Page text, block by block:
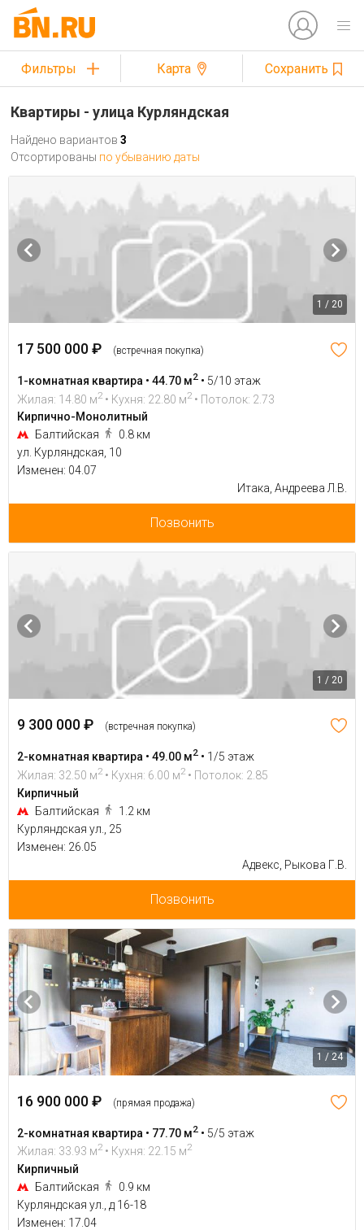
Фильтры Карта Сохранить
Квартиры - улица Курляндская
Найдено вариантов 3
Отсортированы по убыванию даты
1 / 20
17 500 000 ₽ (встречная покупка)
1-комнатная квартира • 44.70 м2 • 5/10 этаж
Жилая: 14.80 м2 • Кухня: 22.80 м2 • Потолок: 2.73
Кирпично-Монолитный
Балтийская
0.8 км
ул. Курляндская, 10
Изменен: 04.07
Итака, Андреева Л.В.
Позвонить
1 / 20
9 300 000 ₽ (встречная покупка)
2-комнатная квартира • 49.00 м2 • 1/5 этаж
Жилая: 32.50 м2 • Кухня: 6.00 м2 • Потолок: 2.85
Кирпичный
Балтийская
1.2 км
Курляндская ул., 25
Изменен: 26.05
Адвекс, Рыкова Г.В.
Позвонить
1 / 24
16 900 000 ₽ (прямая продажа)
2-комнатная квартира • 77.70 м2 • 5/5 этаж
Жилая: 33.93 м2 • Кухня: 22.15 м2
Кирпичный
Балтийская
0.9 км
Курляндская ул., д 16-18
Изменен: 17.04